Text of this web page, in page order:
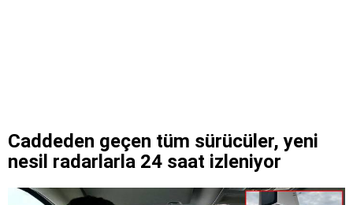
Caddeden geçen tüm sürücüler, yeni
nesil radarlarla 24 saat izleniyor